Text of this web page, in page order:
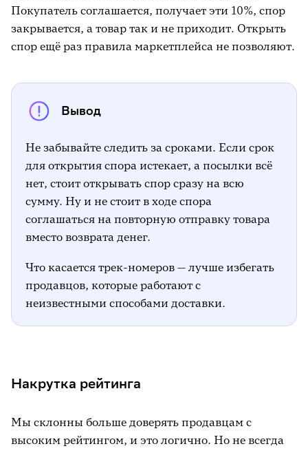
Покупатель соглашается, получает эти 10%, спор
закрывается, а товар так и не приходит. Открыть
спор ещё раз правила маркетплейса не позволяют.
Вывод
Не забывайте следить за сроками. Если срок
для открытия спора истекает, а посылки всё
нет, стоит открывать спор сразу на всю
сумму. Ну и не стоит в ходе спора
соглашаться на повторную отправку товара
вместо возврата денег.
Что касается трек-номеров — лучше избегать
продавцов, которые работают с
неизвестными способами доставки.
Накрутка рейтинга
Мы склонны больше доверять продавцам с
высоким рейтингом, и это логично. Но не всегда